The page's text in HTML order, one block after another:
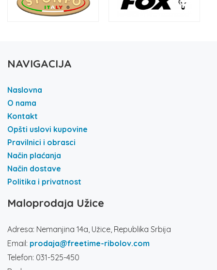
NAVIGACIJA
Naslovna
O nama
Kontakt
Opšti uslovi kupovine
Pravilnici i obrasci
Način plaćanja
Način dostave
Politika i privatnost
Maloprodaja Užice
Adresa: Nemanjina 14a, Užice, Republika Srbija
Email: prodaja@freetime-ribolov.com
Telefon: 031-525-450